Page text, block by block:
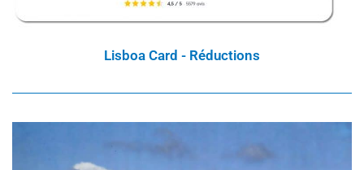
Lisboa Card - Réductions